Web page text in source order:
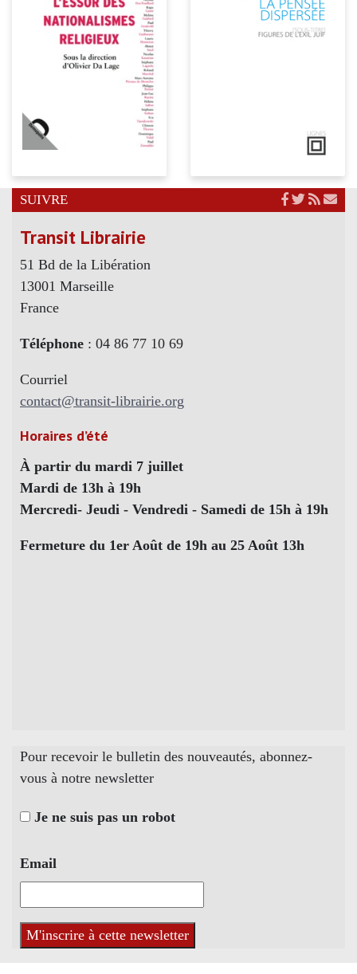
SUIVRE
Transit Librairie
51 Bd de la Libération
13001 Marseille
France
Téléphone : 04 86 77 10 69
Courriel
contact@transit-librairie.org
Horaires d’été
À partir du mardi 7 juillet
Mardi de 13h à 19h
Mercredi- Jeudi - Vendredi - Samedi de 15h à 19h
Fermeture du 1er Août de 19h au 25 Août 13h
Pour recevoir le bulletin des nouveautés, abonnez-
vous à notre newsletter
Je ne suis pas un robot
Email